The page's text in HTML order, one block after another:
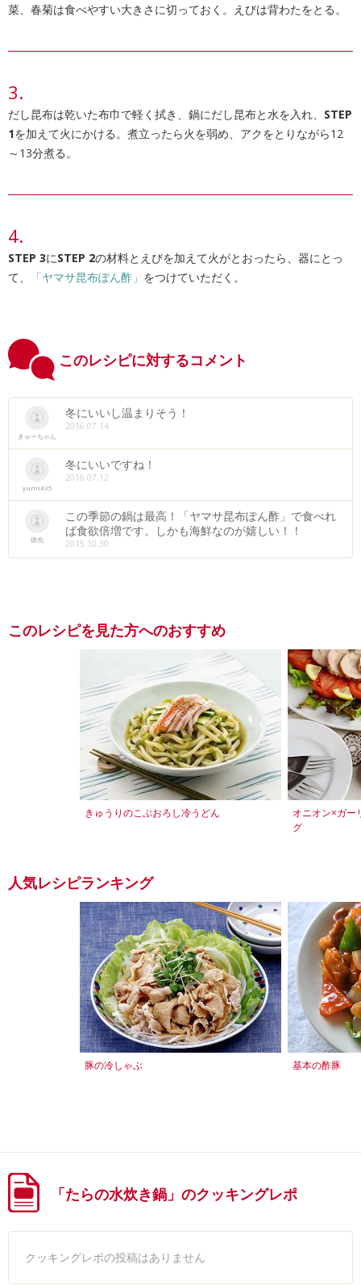
菜、春菊は食べやすい大きさに切っておく。えびは背わたをとる。
だし昆布は乾いた布巾で軽く拭き、鍋にだし昆布と水を入れ、 STEP
1を加えて火にかける。煮立ったら火を弱め、アクをとりながら12
～13分煮る。
STEP 3にSTEP 2の材料とえびを加えて火がとおったら、器にとっ
て、
「ヤマサ昆布ぽん酢」 をつけていただく。
このレシピに対するコメント
きゅーちゃん
冬にいいし温まりそう！
2016.07.14
yumi435
冬にいいですね！
2016.07.12
徳虫
この季節の鍋は最高！「ヤマサ昆布ぽん酢」で食べれ
ば食欲倍増です。しかも海鮮なのが嬉しい！！
2015.10.30
このレシピを見た方へのおすすめ
きゅうりのこぶおろし冷うどん
オニオン×ガー
グ
人気レシピランキング
豚の冷しゃぶ 基本の酢豚
「たらの水炊き鍋」のクッキングレポ
クッキングレポの投稿はありません